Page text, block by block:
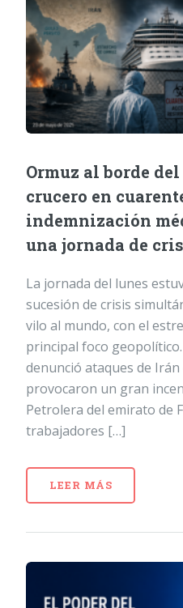
Ormuz al borde
crucero en
indemnización
una jornada de
La jornada del lunes
sucesión de crisis
vilo al mundo, con el
principal foco
denunció ataques de
provocaron un gran
Petrolera del emirato de
trabajadores […]
LEER MÁS